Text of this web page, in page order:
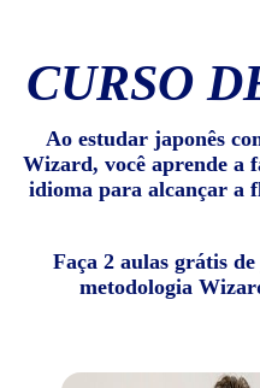
CURSO
Ao estudar japonês
Wizard, você aprende a
idioma para alcançar a
Faça 2 aulas grátis
metodologia